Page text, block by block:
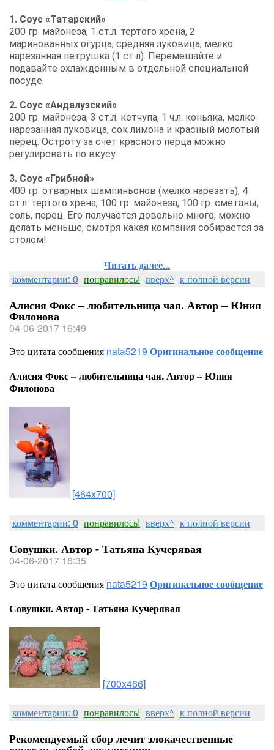
1. Соус «Татарский»
200 гр. майонеза, 1 ст.л. тертого хрена, 2
маринованных огурца, средняя луковица, мелко
нарезанная петрушка (1 ст.л). Перемешайте и
подавайте охлажденным в отдельной специальной
посуде.
2. Соус «Андалузский»
200 гр. майонеза, 3 ст.л. кетчупа, 1 ч.л. коньяка, мелко
нарезанная луковица, сок лимона и красный молотый
перец. Остроту за счет красного перца можно
регулировать по вкусу.
3. Соус «Грибной»
400 гр. отварных шампиньонов (мелко нарезать), 4
ст.л. тертого хрена, 100 гр. майонеза, 100 гр. сметаны,
соль, перец. Его получается довольно много, можно
делать меньше, смотря какая компания собирается за
столом!
Читать далее...
комментарии: 0 понравилось! вверх^ к полной версии
Алисия Фокс – любительница чая. Автор – Юния
Филонова
04-06-2017 16:49
Это цитата сообщения nata5219 Оригинальное сообщение
Алисия Фокс – любительница чая. Автор – Юния
Филонова
[464x700]
комментарии: 0 понравилось! вверх^ к полной версии
Совушки. Автор - Татьяна Кучерявая
04-06-2017 16:35
Это цитата сообщения nata5219 Оригинальное сообщение
Совушки. Автор - Татьяна Кучерявая
[700x466]
комментарии: 0 понравилось! вверх^ к полной версии
Рекомендуемый сбор лечит злокачественные